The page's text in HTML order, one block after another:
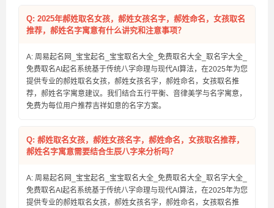
Q: 2025年郝姓取名女孩，郝姓女孩名字，郝姓命名，女孩取名
推荐，郝姓名字寓意有什么讲究和注意事项？
A: 周易起名网_宝宝起名_宝宝取名大全_免费取名大全_取名字大全_
免费取名AI起名系统基于传统八字命理与现代AI算法，在2025年为您
提供专业的郝姓取名女孩，郝姓女孩名字，郝姓命名，女孩取名推
荐，郝姓名字寓意建议。我们结合五行平衡、音律美学与名字寓意，
免费为每位用户推荐吉祥如意的名字方案。
Q: 郝姓取名女孩，郝姓女孩名字，郝姓命名，女孩取名推荐，
郝姓名字寓意需要结合生辰八字来分析吗？
A: 周易起名网_宝宝起名_宝宝取名大全_免费取名大全_取名字大全_
免费取名AI起名系统基于传统八字命理与现代AI算法，在2025年为您
提供专业的郝姓取名女孩，郝姓女孩名字，郝姓命名，女孩取名推